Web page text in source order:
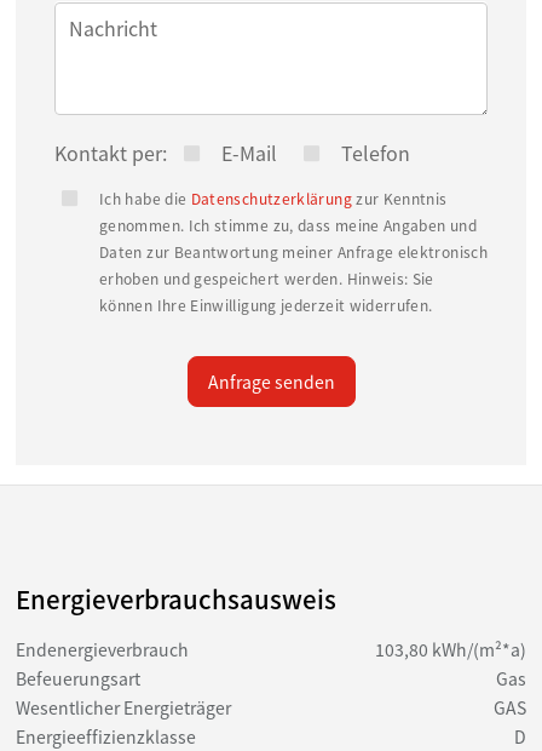
Nutzfläche zur Verfügung – ideal als Homeoffice,
Besonders attraktiv ist die flexible
Nutzungsmöglichkeit der Immobilie. Durch eine
mögliche Trennung in zwei Wohneinheiten eignet
sich das Haus ideal für Eigennutzer, als
Zweitwohnsitz, für ein Mehrgenerationenkonzept
oder zur Kombination aus Eigennutzung und
im Obergeschoss sind bereits vorbereitet.
Nachricht
Kontakt per: E-Mail Telefon
Ich habe die Datenschutzerklärungzur Kenntnis
genommen. Ich stimme zu, dass meine Angaben und
Daten zur Beantwortung meiner Anfrage elektronisch
erhoben und gespeichert werden. Hinweis: Sie
können Ihre Einwilligung jederzeit widerrufen.
Anfrage senden
Energieverbrauchsausweis
Endenergieverbrauch
103,80 kWh/(m²*a)
Befeuerungsart
Gas
Wesentlicher Energieträger
GAS
Energieeffizienzklasse
D